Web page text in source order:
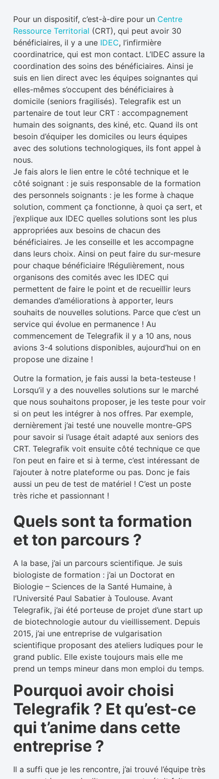
Pour un dispositif, c’est-à-dire pour unCentre
Ressource Territorial (CRT), qui peut avoir 30
bénéficiaires, il y a une IDEC, l’infirmière
coordinatrice, qui est mon contact. L’IDEC assure la
coordination des soins des bénéficiaires. Ainsi je
suis en lien direct avec les équipes soignantes qui
elles-mêmes s’occupent des bénéficiaires à
domicile (seniors fragilisés). Telegrafik est un
partenaire de tout leur CRT : accompagnement
humain des soignants, des kiné, etc. Quand ils ont
besoin d’équiper les domiciles ou leurs équipes
avec des solutions technologiques, ils font appel à
nous.
Je fais alors le lien entre le côté technique et le
côté soignant : je suis responsable de la formation
des personnels soignants : je les forme à chaque
solution, comment ça fonctionne, à quoi ça sert, et
j’explique aux IDEC quelles solutions sont les plus
appropriées aux besoins de chacun des
bénéficiaires. Je les conseille et les accompagne
dans leurs choix. Ainsi on peut faire du sur-mesure
pour chaque bénéficiaire !Régulièrement, nous
organisons des comités avec les IDEC qui
permettent de faire le point et de recueillir leurs
demandes d’améliorations à apporter, leurs
souhaits de nouvelles solutions. Parce que c’est un
service qui évolue en permanence ! Au
commencement de Telegrafik il y a 10 ans, nous
avions 3-4 solutions disponibles, aujourd’hui on en
propose une dizaine !
Outre la formation, je fais aussi la beta-testeuse !
Lorsqu’il y a des nouvelles solutions sur le marché
que nous souhaitons proposer, je les teste pour voir
si on peut les intégrer à nos offres. Par exemple,
dernièrement j’ai testé une nouvelle montre-GPS
pour savoir si l’usage était adapté aux seniors des
CRT. Telegrafik voit ensuite côté technique ce que
l’on peut en faire et si à terme, c’est intéressant de
l’ajouter à notre plateforme ou pas. Donc je fais
aussi un peu de test de matériel ! C’est un poste
très riche et passionnant !
Quels sont ta formation
et ton parcours ?
A la base, j’ai un parcours scientifique. Je suis
biologiste de formation : j’ai un Doctorat en
Biologie – Sciences de la Santé Humaine, à
l’Université Paul Sabatier à Toulouse. Avant
Telegrafik, j’ai été porteuse de projet d’une start up
de biotechnologie autour du vieillissement. Depuis
2015, j’ai une entreprise de vulgarisation
scientifique proposant des ateliers ludiques pour le
grand public. Elle existe toujours mais elle me
prend un temps mineur dans mon emploi du temps.
Pourquoi avoir choisi
Telegrafik ? Et qu’est-ce
qui t’anime dans cette
entreprise ?
Il a suffi que je les rencontre, j’ai trouvé l’équipe très